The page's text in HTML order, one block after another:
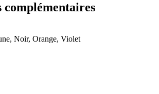
Noir, Orange, Violet